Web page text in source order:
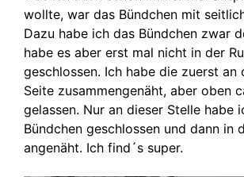
wollte, war das Bündchen mit
Dazu habe ich das Bündchen zwar
habe es aber erst mal nicht in der
geschlossen. Ich habe die zuerst an
Seite zusammengenäht, aber oben
gelassen. Nur an dieser Stelle habe
Bündchen geschlossen und dann in
angenäht. Ich find´s super.